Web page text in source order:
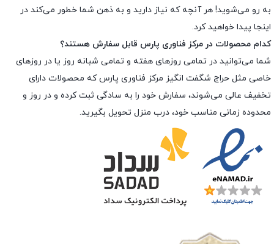
به رو می‌شوید! هر آنچه که نیاز دارید و به ذهن شما خطور می‌کند در
اینجا پیدا خواهید کرد.
کدام محصولات در مرکز فناوری پارس قابل سفارش هستند؟
شما می‌توانید در تمامی روزهای هفته و تمامی شبانه روز یا در روزهای
خاصی مثل حراج شگفت انگیز مرکز فناوری پارس که محصولات دارای
تخفیف عالی می‌شوند، سفارش خود را به سادگی ثبت کرده و در روز و
محدوده زمانی مناسب خود، درب منزل تحویل بگیرید.